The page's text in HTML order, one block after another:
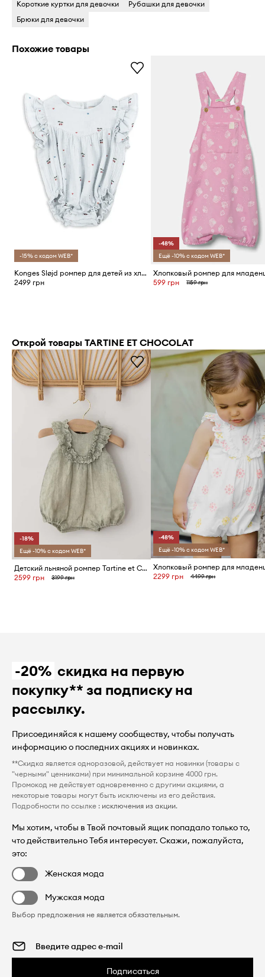
Короткие куртки для девочки
Рубашки для девочки
Брюки для девочки
Похожие товары
-15% с кодом WEB*
Konges Sløjd ромпер для детей из хлопка COCO ROMPER GOTS
2499 грн
-48%
Ещё -10% с кодом WEB*
599 грн 1159 грн
Открой товары TARTINE ET CHOCOLAT
-18%
Ещё -10% с кодом WEB*
Детский льняной ромпер Tartine et Chocolat
2599 грн
3199 грн
-48%
Ещё -10% с кодом WEB*
2299 грн 4499 грн
-20% скидка на первую
покупку** за подписку на
рассылку.
Присоединяйся к нашему сообществу, чтобы получать
информацию о последних акциях и новинках.
**Скидка является одноразовой, действует на новинки (товары с
"черными" ценниками) при минимальной корзине 4000 грн.
Промокод не действует одновременно с другими акциями, а
некоторые товары могут быть исключены из его действия.
Подробности по ссылке : исключения из акции.
Мы хотим, чтобы в Твой почтовый ящик попадало только то,
что действительно Тебя интересует. Скажи, пожалуйста,
это:
Женская мода
Мужская мода
Выбор предложения не является обязательным.
Подписаться